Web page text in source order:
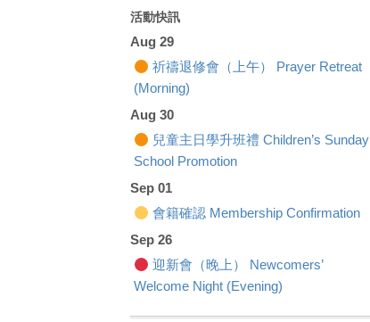
活動快訊
Aug 29
祈禱退修會（上午） Prayer Retreat
(Morning)
Aug 30
兒童主日學升班禮 Children’s Sunday
School Promotion
Sep 01
會籍確認 Membership Confirmation
Sep 26
迎新會（晚上） Newcomers’
Welcome Night (Evening)